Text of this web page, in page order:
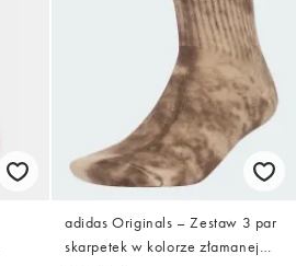
adidas Originals – Zestaw 3 par
skarpetek w kolorze złamanej